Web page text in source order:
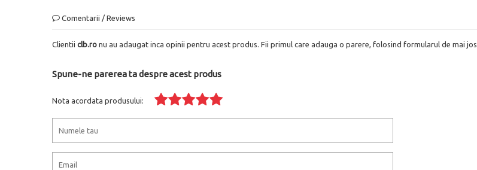
Comentarii / Reviews
Clientii clb.ro nu au adaugat inca opinii pentru acest produs. Fii primul care adauga o parere, folosind formularul de mai jos.
Spune-ne parerea ta despre acest produs
Nota acordata produsului: